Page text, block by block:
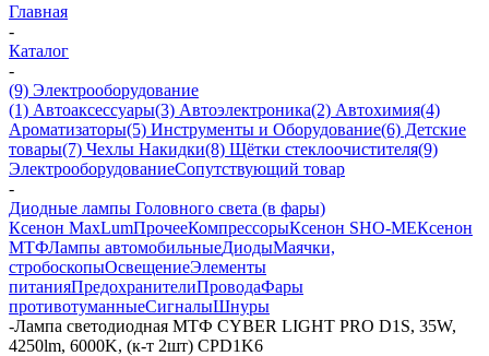
Главная
-
Каталог
-
(9) Электрооборудование
(1) Автоаксессуары(3) Автоэлектроника(2) Автохимия(4)
Ароматизаторы(5) Инструменты и Оборудование(6) Детские
товары(7) Чехлы Накидки(8) Щётки стеклоочистителя(9)
ЭлектрооборудованиеСопутствующий товар
-
Диодные лампы Головного света (в фары)
Ксенон MaxLumПрочееКомпрессорыКсенон SHO-MEКсенон
МТФЛампы автомобильныеДиодыМаячки,
стробоскопыОсвещениеЭлементы
питанияПредохранителиПроводаФары
противотуманныеСигналыШнуры
-Лампа светодиодная МТФ CYBER LIGHT PRO D1S, 35W,
4250lm, 6000K, (к-т 2шт) CPD1K6